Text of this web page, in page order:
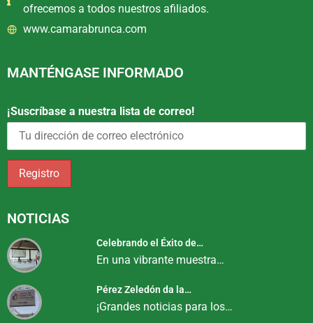
ofrecemos a todos nuestros afiliados.
www.camarabrunca.com
MANTÉNGASE INFORMADO
¡Suscríbase a nuestra lista de correo!
NOTICIAS
Celebrando el Éxito de…
En una vibrante muestra…
Pérez Zeledón da la…
¡Grandes noticias para los…